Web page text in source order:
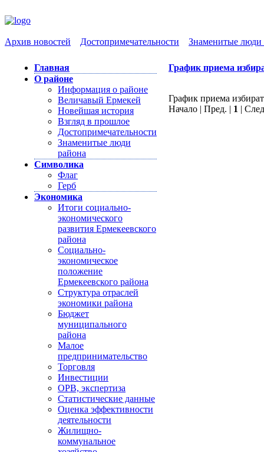
Архив новостей Достопримечательности Знаменитые люди
Главная
О районе
Информация о районе
Величавый Ермекей
Новейшая история
Взгляд в прошлое
Достопримечательности
Знаменитые люди
района
Символика
Флаг
Герб
Экономика
Итоги социально-
экономического
развития Ермекеевского
района
Социально-
экономическое
положение
Ермекеевского района
Структура отраслей
экономики района
Бюджет
муниципального
района
Малое
предпринимательство
Торговля
Инвестиции
ОРВ, экспертиза
Статистические данные
Оценка эффективности
деятельности
Жилищно-
коммунальное
График приема
График приема
Начало | Пред. | 1 |